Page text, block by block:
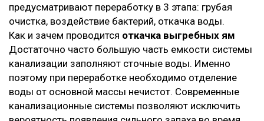
предусматривают переработку в 3 этапа: грубая
очистка, воздействие бактерий, откачка воды.
Как и зачем проводится откачка выгребных ям
Достаточно часто большую часть емкости системы
канализации заполняют сточные воды. Именно
поэтому при переработке необходимо отделение
воды от основной массы нечистот. Современные
канализационные системы позволяют исключить